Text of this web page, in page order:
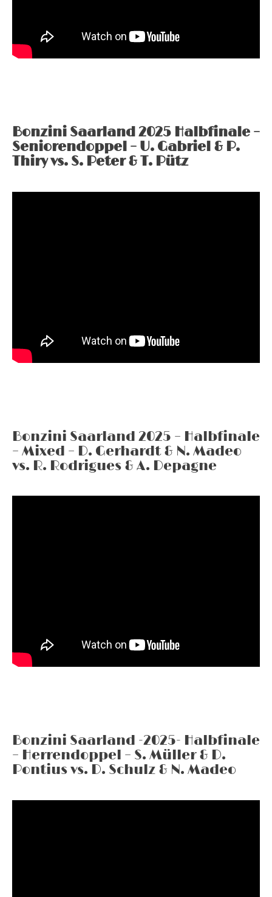
Bonzini Saarland 2025 Halbfinale –
Seniorendoppel – U. Gabriel & P.
Thiry vs. S. Peter & T. Pütz
Bonzini Saarland 2025 – Halbfinale
– Mixed – D. Gerhardt & N. Madeo
vs. R. Rodrigues & A. Depagne
Bonzini Saarland -2025- Halbfinale
– Herrendoppel – S. Müller & D.
Pontius vs. D. Schulz & N. Madeo